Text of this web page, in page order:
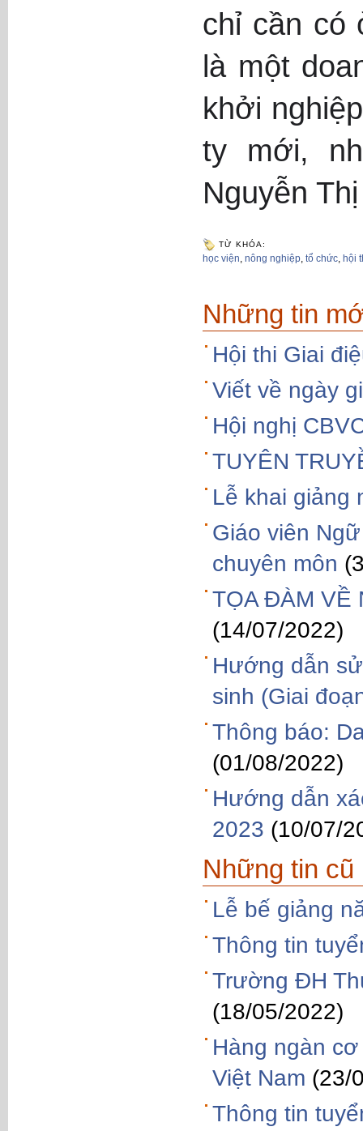
chỉ cần có
là một
khởi
ty mới,
Nguyễn
TỪ KHÓA:
học viện, nông nghiệp, tổ chức, hội
Những tin
Hội thi Giai
Viết về ngày
Hội nghị
TUYÊN
Lễ khai giảng
Giáo viên
chuyên môn
TỌA ĐÀM VỀ
(14/07/2022)
Hướng dẫn
sinh (Giai
Thông báo:
(01/08/2022)
Hướng dẫn
2023 (10/07/
Những tin cũ
Lễ bế giảng
Thông tin
Trường ĐH
(18/05/2022)
Hàng ngàn
Việt Nam (23/
Thông tin